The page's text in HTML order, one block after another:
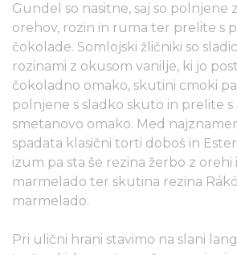
Gundel so nasitne, saj so polnjene
orehov, rozin in ruma ter prelite s
čokolade. Somlojski žličniki so
rozinami z okusom vanilje, ki jo
čokoladno omako, skutini cmoki
polnjene s sladko skuto in prelite s
smetanovo omako. Med
spadata klasični torti doboš in
izum pa sta še rezina žerbo z
marmelado ter skutina rezina
marmelado.
Pri ulični hrani stavimo na slani